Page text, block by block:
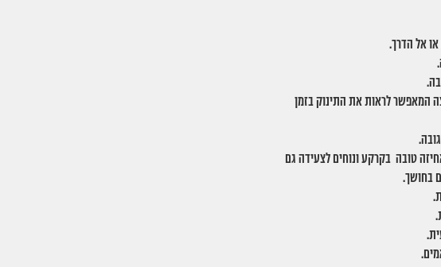
או אל הדרך.
המאפשר לראות את התינוק בזמן
טובה בקרקע ונוחים לצעידה גם
בחושך.